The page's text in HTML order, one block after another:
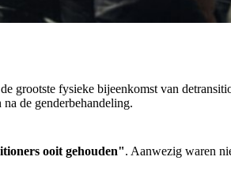
fysieke bijeenkomst van
na de genderbehandeling.
ooit gehouden". Aanwezig waren